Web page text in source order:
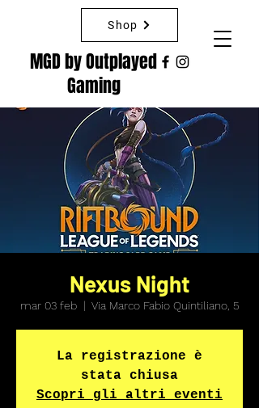
MGD by Outplayed
Gaming
Shop
Nexus Night
mar 03 feb
  |
Via Marco Fabio Quintiliano, 5
La registrazione è
stata chiusa
Scopri gli altri eventi